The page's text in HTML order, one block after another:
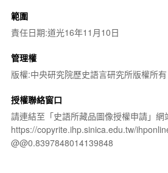
範圍
責任日期:道光16年11月10日
管理權
版權:中央研究院歷史語言研究所版權所有
授權聯絡窗口
請連結至「史語所藏品圖像授權申請」網
https://copyrite.ihp.sinica.edu.tw/
@@0.8397848014139848